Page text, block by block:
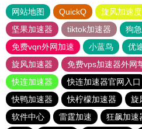
网站地图 QuickQ 旋风加速
坚果加速器
tiktok加速器
狗
免费vqn外网加速
小蓝鸟 优
旋风加速器
免费vps加速器外网
快连加速器
快连加速器官网入口
快鸭加速器
快柠檬加速器 旋
软件中心
雷霆加速 狂飙加速